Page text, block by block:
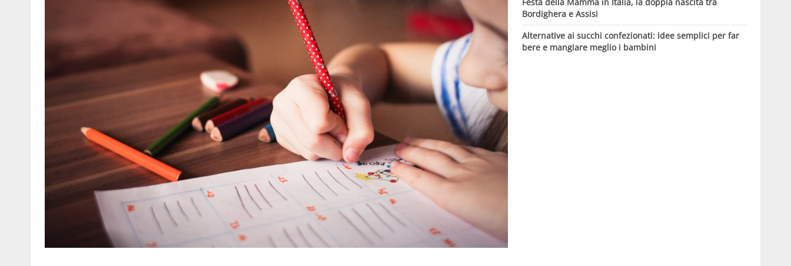
Festa della Mamma in Italia, la doppia nascita tra
Bordighera e Assisi
Alternative ai succhi confezionati: idee semplici per far
bere e mangiare meglio i bambini